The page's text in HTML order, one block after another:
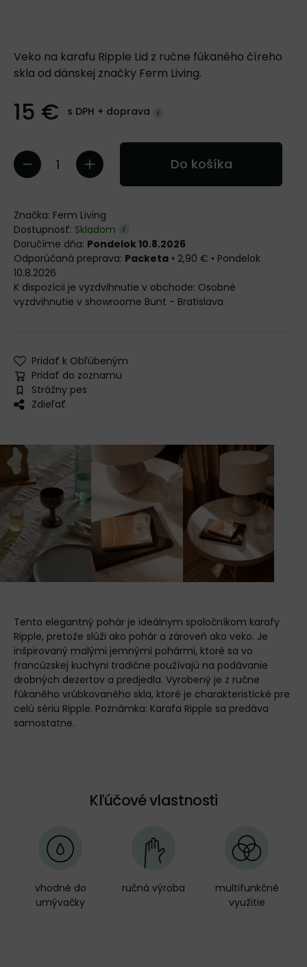
Veko na karafu Ripple Lid z ručne fúkaného číreho
skla od dánskej značky Ferm Living.
15 € s DPH + doprava
Do košíka
Značka: Ferm Living
Dostupnosť: Skladom
Doručíme dňa: Pondelok 10.8.2026
Packeta • 2,90 € • Pondelok
10.8.2026
Osobné
vyzdvihnutie v showroome Bunt - Bratislava
Pridať k Obľúbeným
Pridať do zoznamu
Strážny pes
Zdieľať
Tento elegantný pohár je ideálnym spoločníkom karafy
Ripple, pretože slúži ako pohár a zároveň ako veko. Je
inšpirovaný malými jemnými pohármi, ktoré sa vo
francúzskej kuchyni tradične používajú na podávanie
drobných dezertov a predjedla. Vyrobený je z ručne
fúkaného vrúbkovaného skla, ktoré je charakteristické pre
celú sériu Ripple. Poznámka: Karafa Ripple sa predáva
samostatne.
Kľúčové vlastnosti
vhodné do
umývačky
ručná výroba
multifunkčné
využitie